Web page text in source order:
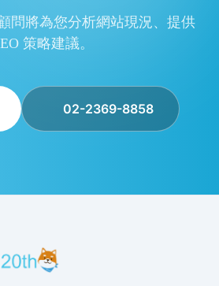
問將為您分析網站現況、提供
策略建議。
02-2369-8858